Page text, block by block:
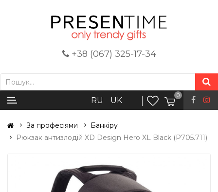
+38 (067) 325-17-34
RU UK
0
За професіями
Банкіру
Рюкзак антизлодій XD Design Hero XL Black (P705.711)